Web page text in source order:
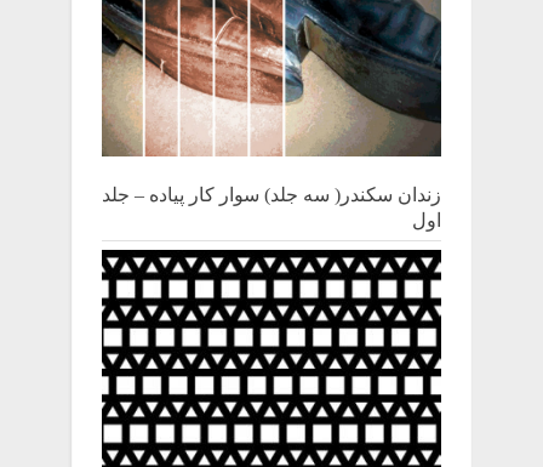
زندان سکندر( سه جلد) سوار کار پیاده – جلد
اول